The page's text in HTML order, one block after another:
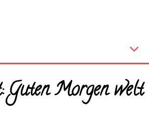
Guten Morgen welt